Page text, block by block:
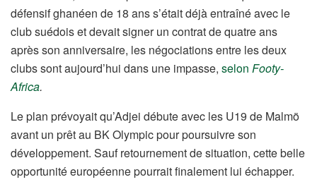
défensif ghanéen de 18 ans s’était déjà entraîné avec le
club suédois et devait signer un contrat de quatre ans
après son anniversaire, les négociations entre les deux
clubs sont aujourd’hui dans une impasse, selon Footy-
Africa.
Le plan prévoyait qu’Adjei débute avec les U19 de Malmö
avant un prêt au BK Olympic pour poursuivre son
développement. Sauf retournement de situation, cette belle
opportunité européenne pourrait finalement lui échapper.